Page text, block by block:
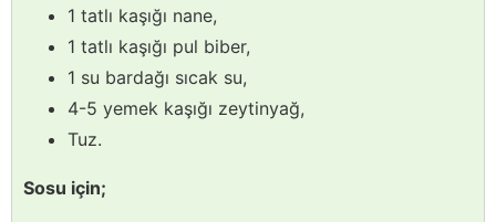
1 tatlı kaşığı nane,
1 tatlı kaşığı pul biber,
1 su bardağı sıcak su,
4-5 yemek kaşığı zeytinyağ,
Tuz.
Sosu için;